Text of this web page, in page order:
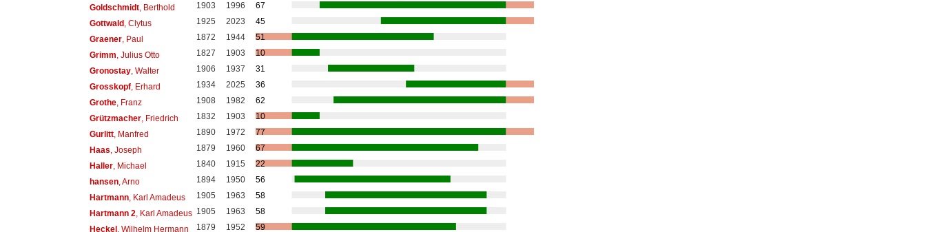
Goldschmidt, Berthold 1903 1996
67
Gottwald, Clytus 1925 2023
45
Graener, Paul 1872 1944
51
Grimm , Julius Otto 1827 1903
10
Gronostay, Walter 1906 1937
31
Grosskopf, Erhard 1934 2025
36
Grothe, Franz 1908 1982
62
Grützmacher, Friedrich 1832 1903
10
Gurlitt, Manfred 1890 1972
77
Haas , Joseph 1879 1960
67
Haller, Michael 1840 1915
22
hansen, Arno 1894 1950
56
Hartmann, Karl Amadeus 1905 1963
58
Hartmann 2 , Karl Amadeus 1905 1963
58
Heckel, Wilhelm Hermann 1879 1952 59